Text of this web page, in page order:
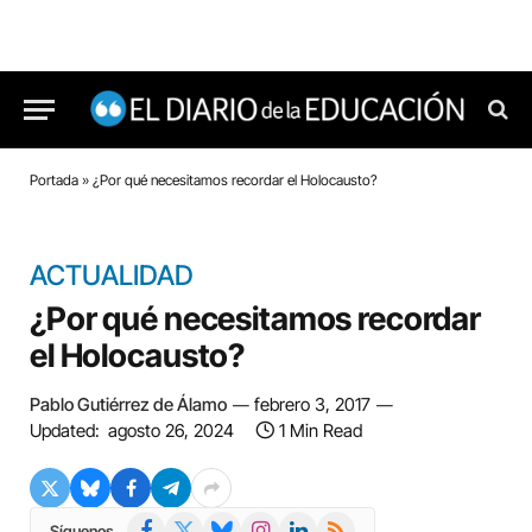
Portada » ¿Por qué necesitamos recordar el Holocausto?
ACTUALIDAD
¿Por qué necesitamos recordar
el Holocausto?
Pablo Gutiérrez de Álamo
febrero 3, 2017
Updated: agosto 26, 2024 1 Min Read
Facebook BlueskyInstagramLinkedIn
RSS